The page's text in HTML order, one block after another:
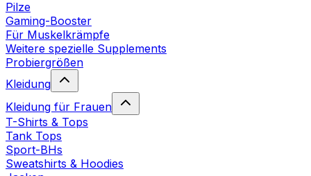
Pilze
Gaming-Booster
Für Muskelkrämpfe
Weitere spezielle Supplements
Probiergrößen
Kleidung
Kleidung für Frauen
T-Shirts & Tops
Tank Tops
Sport-BHs
Sweatshirts & Hoodies